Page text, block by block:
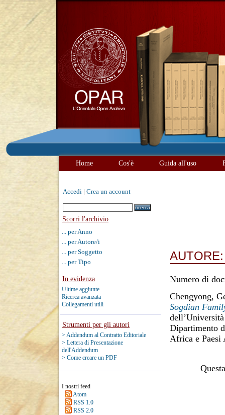
Home Cos'è Guida all'uso
Accedi Crea un account
Scorri l'archivio
... per Anno
... per Autore/i
... per Soggetto
... per Tipo
In evidenza
Ultime aggiunte
Ricerca avanzata
Collegamenti utili
Strumenti per gli autori
> Addendum al Contratto Editoriale
> Lettera di Presentazione
dell'Addendum
> Come creare un PDF
I nostri feed
Atom
RSS 1.0
RSS 2.0
Numero di
Chengyong,
Sogdian
Dipartimento
Africa e Paesi